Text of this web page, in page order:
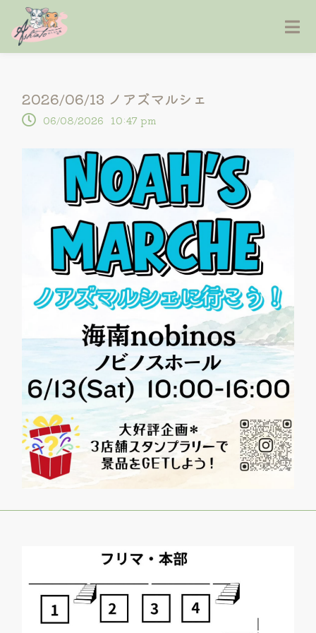
2026/06/13 ノアズマルシェ
06/08/2026 10:47 pm